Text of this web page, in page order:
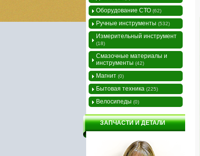
Оборудование СТО (62)
Ручные инструменты (532)
Измерительный инструмент
(18)
Смазочные материалы и
инструменты (42)
Магнит (0)
Бытовая техника (225)
Велосипеды (0)
ЗАПЧАСТИ И ДЕТАЛИ